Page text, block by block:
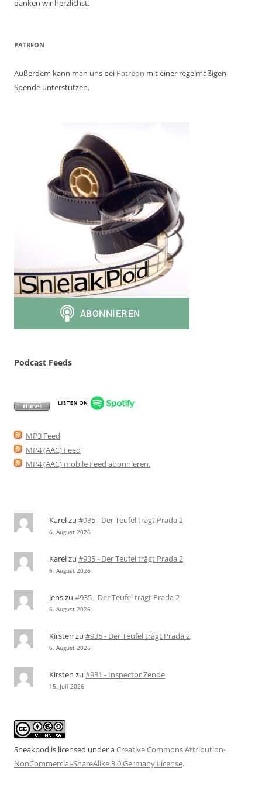
danken wir herzlichst.
PATREON
Außerdem kann man uns bei Patreon mit einer regelmäßigen
Spende unterstützen.
Podcast Feeds
MP3 Feed
MP4 (AAC) Feed
MP4 (AAC) mobile Feed abonnieren.
Karelzu #935 - Der Teufel trägt Prada 2
6. August 2026
Karelzu #935 - Der Teufel trägt Prada 2
6. August 2026
Jenszu #935 - Der Teufel trägt Prada 2
6. August 2026
Kirsten zu #935 - Der Teufel trägt Prada 2
6. August 2026
Kirsten zu #931 - Inspector Zende
15. Juli 2026
Sneakpod is licensed under aCreative Commons Attribution-
NonCommercial-ShareAlike 3.0 Germany License.